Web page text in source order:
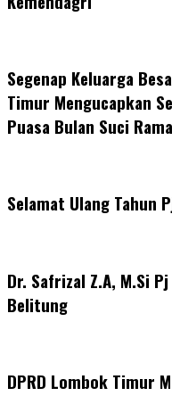
Segenap Keluarga
Timur Mengucapkan
Puasa Bulan Suci
Selamat Ulang Tahun
Dr. Safrizal Z.A, M.Si
Belitung
DPRD Lombok Timur